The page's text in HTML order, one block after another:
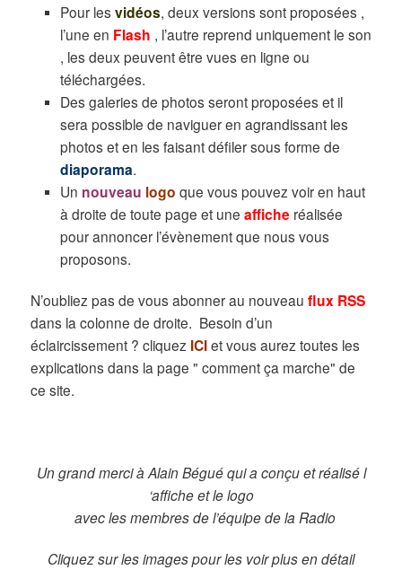
Pour les vidéos, deux versions sont proposées ,
l’une en Flash , l’autre reprend uniquement le son
, les deux peuvent être vues en ligne ou
téléchargées.
Des galeries de photos seront proposées et il
sera possible de naviguer en agrandissant les
photos et en les faisant défiler sous forme de
diaporama.
Un nouveau logo que vous pouvez voir en haut
à droite de toute page et une affiche réalisée
pour annoncer l’évènement que nous vous
proposons.
N’oubliez pas de vous abonner au nouveau flux RSS
dans la colonne de droite. Besoin d’un
éclaircissement ? cliquez ICIet vous aurez toutes les
explications dans la page " comment ça marche" de
ce site.
Un grand merci à Alain Bégué qui a conçu et réalisé l
‘affiche et le logo
avec les membres de l’équipe de la Radio
Cliquez sur les images pour les voir plus en détail